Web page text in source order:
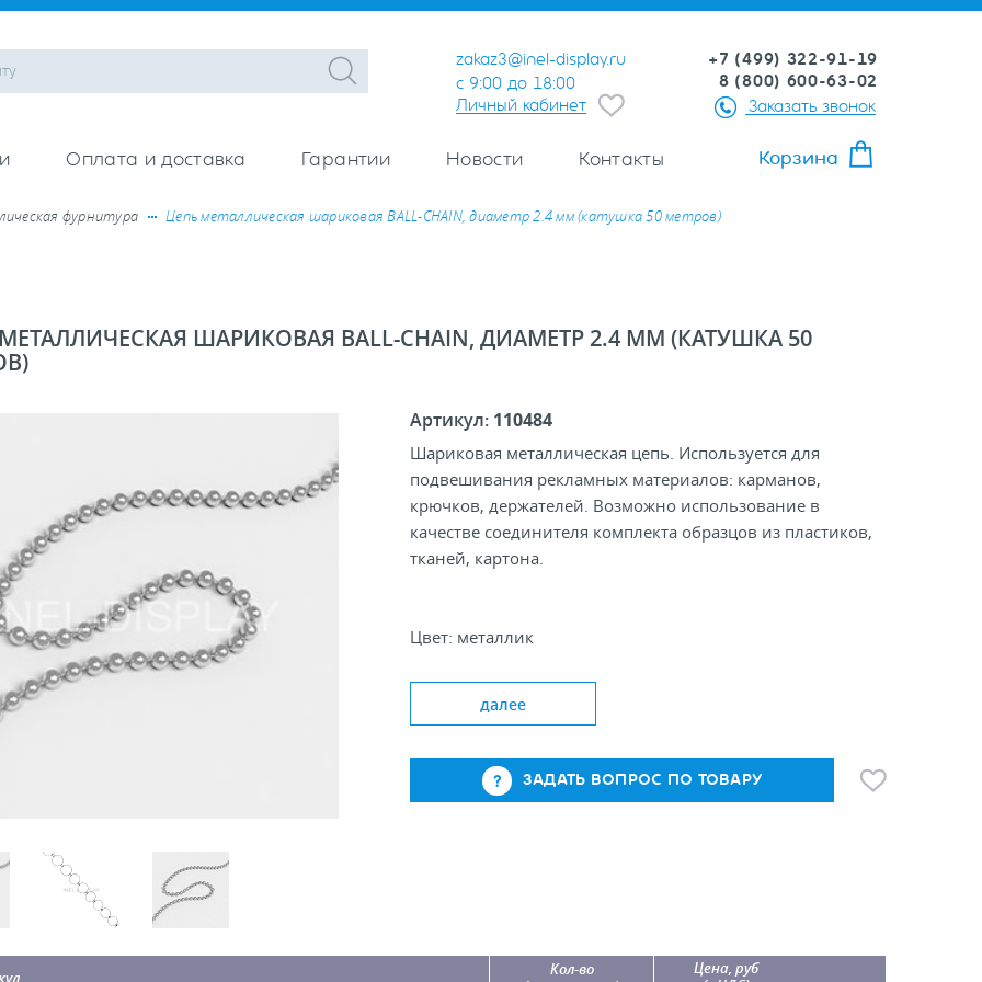
zakaz3@inel-display.ru
с 9:00 до 18:00
Личный кабинет
+7 (499) 322-91-19
8 (800) 600-63-02
Заказать звонок
Оплата и доставка Гарантии Новости Контакты Корзина
фурнитура Цепь металлическая шариковая BALL-CHAIN, диаметр 2.4 мм (катушка 50 метров)
ШАРИКОВАЯ BALL-CHAIN, ДИАМЕТР 2.4 ММ (КАТУШКА 50
Артикул: 110484
Шариковая металлическая цепь. Используется для
подвешивания рекламных материалов: карманов,
крючков, держателей. Возможно использование в
качестве соединителя комплекта образцов из пластиков,
тканей, картона.
Цвет: металлик
далее
ЗАДАТЬ ВОПРОС ПО ТОВАРУ
Кол-во
Цена, руб